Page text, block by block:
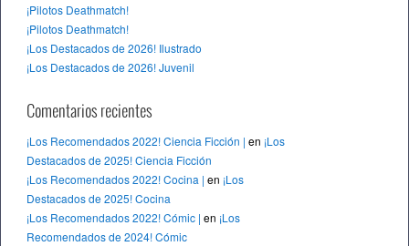
¡Pilotos Deathmatch!
¡Pilotos Deathmatch!
¡Los Destacados de 2026! Ilustrado
¡Los Destacados de 2026! Juvenil
Comentarios recientes
¡Los Recomendados 2022! Ciencia Ficción | en ¡Los
Destacados de 2025! Ciencia Ficción
¡Los Recomendados 2022! Cocina | en ¡Los
Destacados de 2025! Cocina
¡Los Recomendados 2022! Cómic | en ¡Los
Recomendados de 2024! Cómic